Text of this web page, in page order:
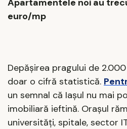
euro/mp
Depășirea pragului de
doar o cifră statistică.
un semnal că Iașul nu mai
imobiliară ieftină. Orașul
universități, spitale, sector